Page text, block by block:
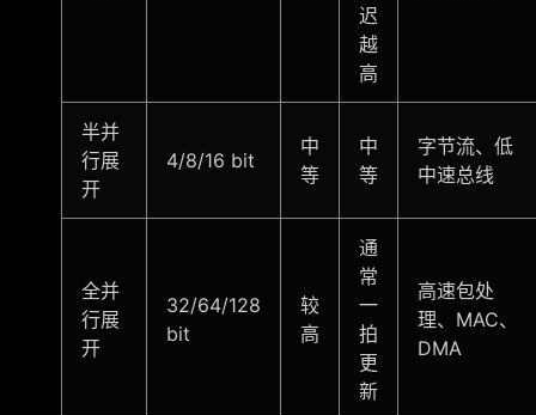
迟
越
高
半并
行展
开
4/8/16 bit
中
等
中
等
字节流、低
中速总线
全并
行展
开
32/64/128
bit
较
高
通
常
一
拍
更
新
高速包处
理、MAC、
DMA